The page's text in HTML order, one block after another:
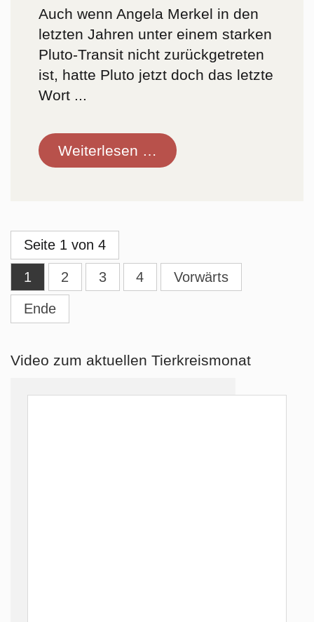
Auch wenn Angela Merkel in den
letzten Jahren unter einem starken
Pluto-Transit nicht zurückgetreten
ist, hatte Pluto jetzt doch das letzte
Wort ...
Weiterlesen … Astro-
Ticker
Seite 1 von 4
1 2 3 4 Vorwärts
Ende
Video zum aktuellen Tierkreismonat